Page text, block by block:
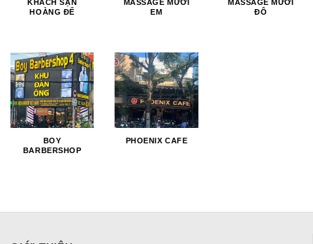
KHÁCH SẠN
HOÀNG ĐẾ
MASSAGE MƯỜI
EM
MASSAGE MƯỜI
ĐÔ
BOY
BARBERSHOP
PHOENIX CAFE